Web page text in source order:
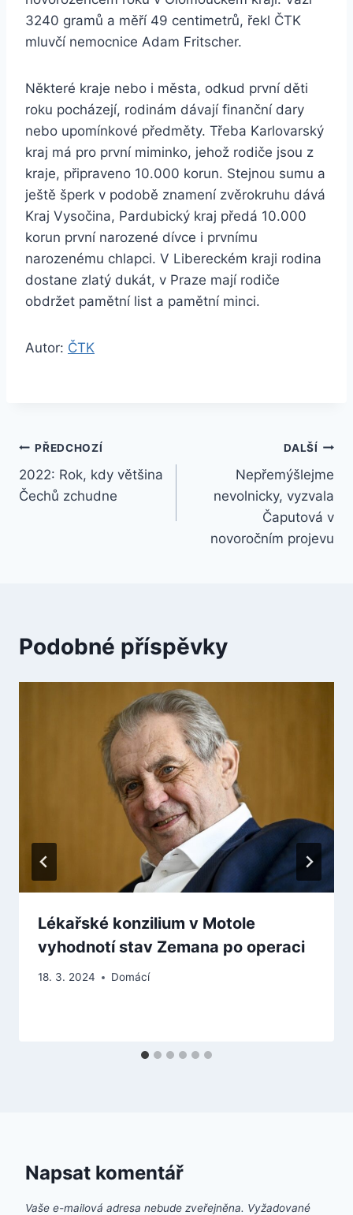
3240 gramů a měří 49 centimetrů, řekl ČTK
mluvčí nemocnice Adam Fritscher.
Některé kraje nebo i města, odkud první děti
roku pocházejí, rodinám dávají finanční dary
nebo upomínkové předměty. Třeba Karlovarský
kraj má pro první miminko, jehož rodiče jsou z
kraje, připraveno 10.000 korun. Stejnou sumu a
ještě šperk v podobě znamení zvěrokruhu dává
Kraj Vysočina, Pardubický kraj předá 10.000
korun první narozené dívce i prvnímu
narozenému chlapci. V Libereckém kraji rodina
dostane zlatý dukát, v Praze mají rodiče
obdržet pamětní list a pamětní minci.
Autor: ČTK
Navigace
pro
PŘEDCHOZÍ
2022: Rok, kdy většina
Čechů zchudne
DALŠÍ
Nepřemýšlejme
nevolnicky, vyzvala
Čaputová v
novoročním projevu
Podobné příspěvky
Lékařské konzilium v Motole
vyhodnotí stav Zemana po operaci
18. 3. 2024 Domácí
Napsat komentář
Vaše e-mailová adresa nebude zveřejněna. Vyžadované